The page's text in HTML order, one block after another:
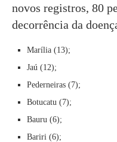
novos registros, 80
decorrência da
Marília (13);
Jaú (12);
Pederneiras (7);
Botucatu (7);
Bauru (6);
Bariri (6);